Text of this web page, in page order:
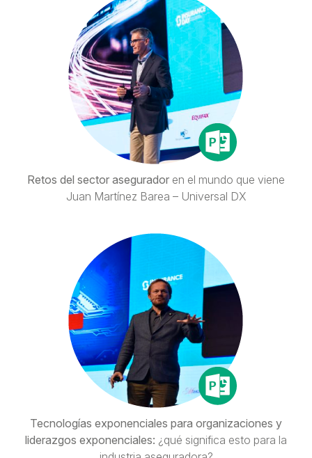
Retos del sector asegurador en el mundo que viene
Juan Martínez Barea – Universal DX
Tecnologías exponenciales para organizaciones y
liderazgos exponenciales: ¿qué significa esto para la